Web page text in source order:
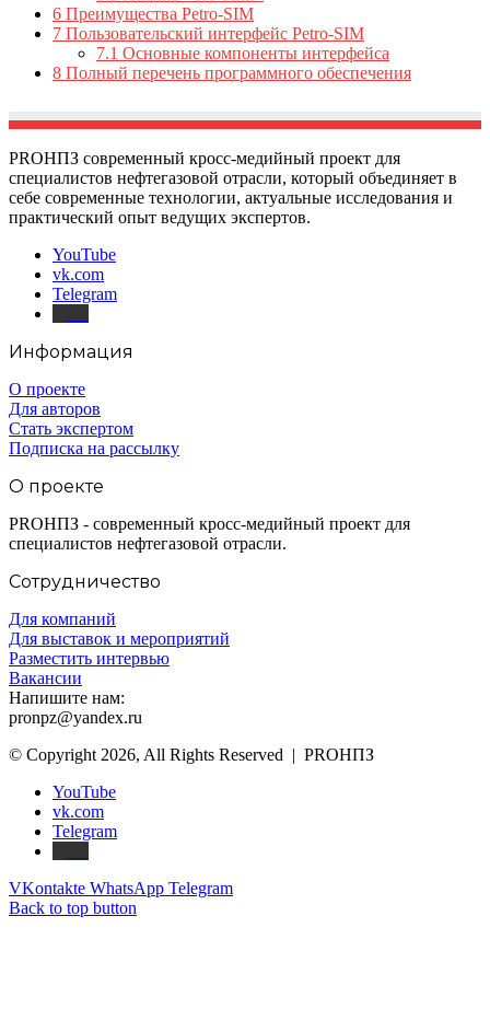
6 Преимущества Petro-SIM
7 Пользовательский интерфейс Petro-SIM
7.1 Основные компоненты интерфейса
8 Полный перечень программного обеспечения
PROНПЗ современный кросс-медийный проект для
специалистов нефтегазовой отрасли, который объединяет в
себе современные технологии, актуальные исследования и
практический опыт ведущих экспертов.
YouTube
vk.com
Telegram
Информация
О проекте
Для авторов
Стать экспертом
Подписка на рассылку
О проекте
PROНПЗ - современный кросс-медийный проект для
специалистов нефтегазовой отрасли.
Сотрудничество
Для компаний
Для выставок и мероприятий
Разместить интервью
Вакансии
Напишите нам:
pronpz@yandex.ru
© Copyright 2026, All Rights Reserved | PROНПЗ
YouTube
vk.com
Telegram
VKontakte WhatsApp Telegram
Back to top button